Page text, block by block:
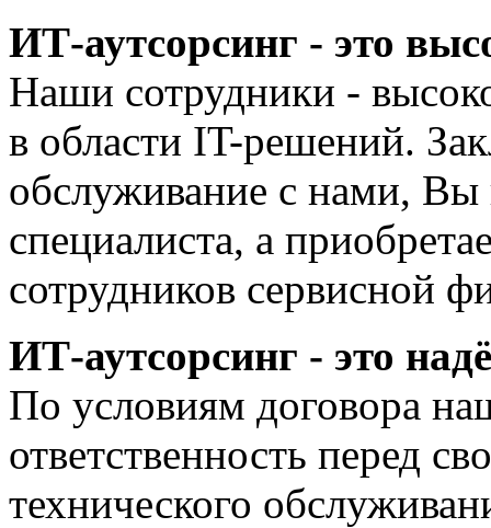
ИТ-аутсорсинг - это
Наши сотрудники -
в области IT-решений.
обслуживание с нами, Вы
специалиста, а
сотрудников сервисной
ИТ-аутсорсинг - это
По условиям договора
ответственность перед
технического